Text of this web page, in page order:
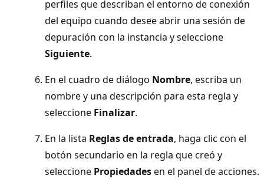
perfiles que describan el entorno de conexión
del equipo cuando desee abrir una sesión de
depuración con la instancia y seleccione
Siguiente.
En el cuadro de diálogo Nombre, escriba un
nombre y una descripción para esta regla y
seleccione Finalizar.
En la lista Reglas de entrada, haga clic con el
botón secundario en la regla que creó y
seleccione Propiedadesen el panel de acciones.